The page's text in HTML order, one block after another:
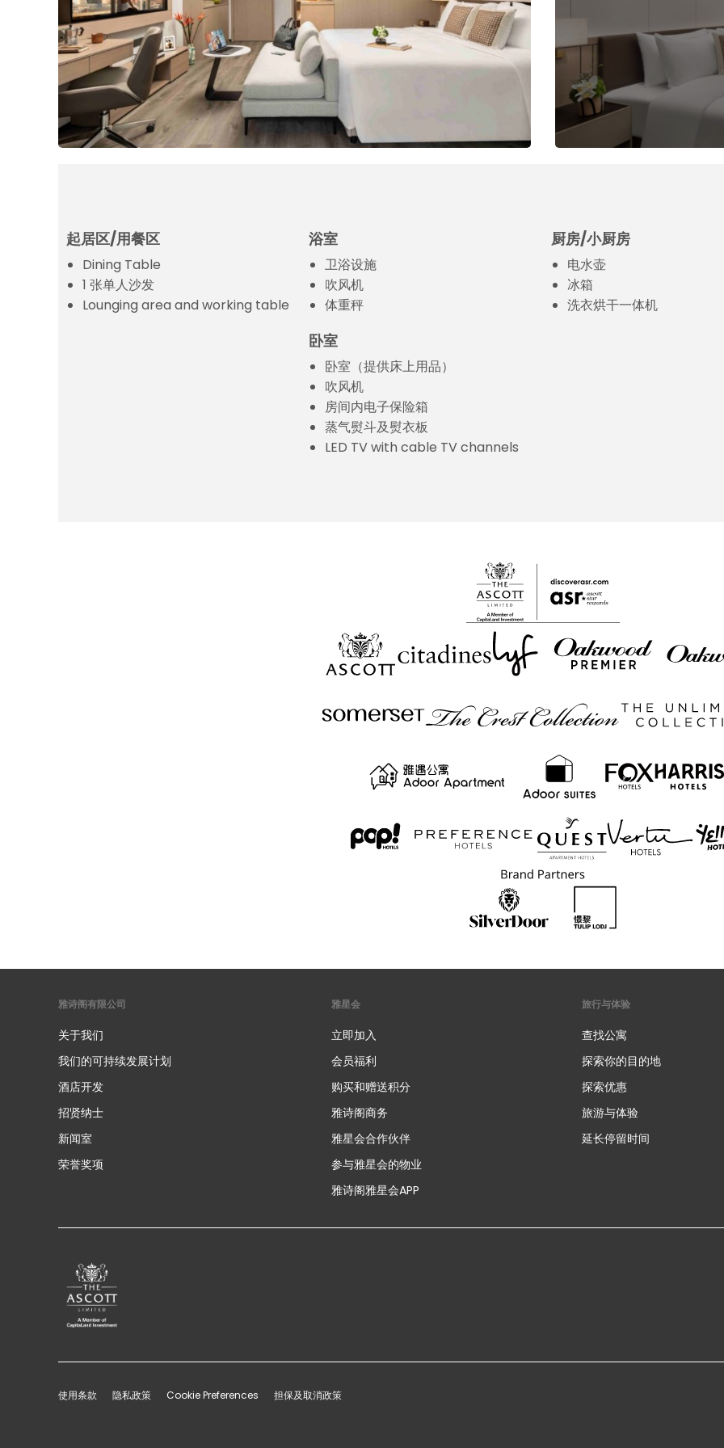
起居区/用餐区
Dining Table
1 张单人沙发
Lounging area and working table
浴室
卫浴设施
吹风机
体重秤
卧室
卧室（提供床上用品）
吹风机
房间内电子保险箱
蒸气熨斗及熨衣板
LED TV with cable TV channels
厨房/小厨房
电水壶
冰箱
洗衣烘干一体机
雅诗阁有限公司
关于我们
我们的可持续发展计划
酒店开发
招贤纳士
新闻室
荣誉奖项
雅星会
立即加入
会员福利
购买和赠送积分
雅诗阁商务
雅星会合作伙伴
参与雅星会的物业
雅诗阁雅星会APP
旅行与体验
查找公寓
探索你的目的地
探索优惠
旅游与体验
延长停留时间
使用条款 隐私政策 Cookie Preferences 担保及取消政策